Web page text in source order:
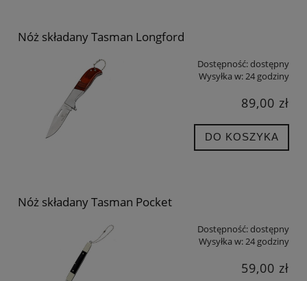
Nóż składany Tasman Longford
Dostępność:dostępny
Wysyłka w:24 godziny
89,00 zł
DO KOSZYKA
Nóż składany Tasman Pocket
Dostępność:dostępny
Wysyłka w:24 godziny
59,00 zł